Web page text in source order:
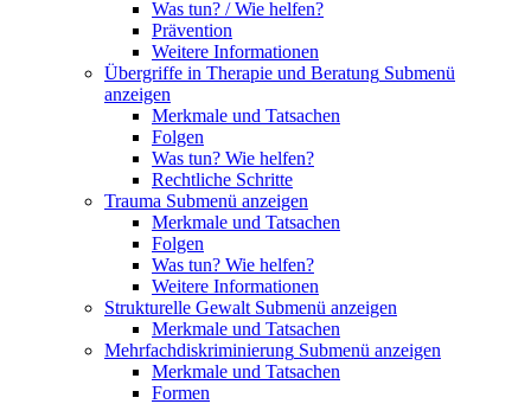
Was tun? / Wie helfen?
Prävention
Weitere Informationen
Übergriffe in Therapie und Beratung Submenü
anzeigen
Merkmale und Tatsachen
Folgen
Was tun? Wie helfen?
Rechtliche Schritte
Trauma Submenü anzeigen
Merkmale und Tatsachen
Folgen
Was tun? Wie helfen?
Weitere Informationen
Strukturelle Gewalt Submenü anzeigen
Merkmale und Tatsachen
Mehrfachdiskriminierung Submenü anzeigen
Merkmale und Tatsachen
Formen